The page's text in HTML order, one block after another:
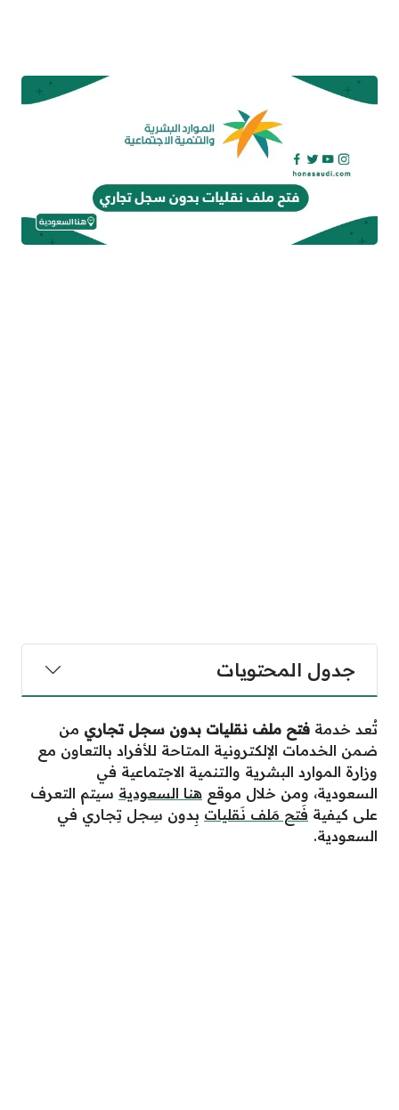
جدول المحتويات
تُعد خدمة فتح ملف نقليات بدون سجل تجاري من
ضمن الخدمات الإلكترونية المتاحة للأفراد بالتعاون مع
وزارة الموارد البشرية والتنمية الاجتماعية في
السعودية، ومن خلال موقع هنا السعودية سيتم التعرف
على كيفية فَتح مَلف نَقليات بِدون سِجل تِجاري في
السعودية.